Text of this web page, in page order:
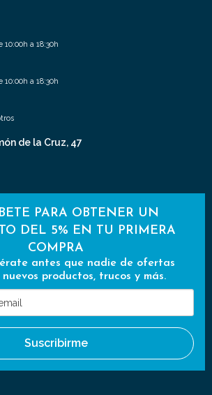
10:00h a 18:30h
10:00h a 18:30h
de la Cruz, 47
PARA OBTENER UN
DEL 5% EN TU PRIMERA
COMPRA
antes que nadie de ofertas
nuevos productos, trucos y más.
Suscribirme